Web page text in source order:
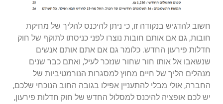
חשוב להדגיש בנקודה זו, כי ניתן להיכנס להליך של מחיקת
חובות, גם אם אותם חובות נוצרו לפני כניסתו לתוקף של חוק
חדלות פירעון החדש. כלומר גם אם אתם אותם אנשים
שנשאבו אל אותו חור שחור שנזכר לעיל, ואתם כבר שנים
מנהלים הליך של חיים מחוץ למסגרות הנורמטיביות של
החברה, אולי מבלי להתעניין אפילו בגובה החוב הנוכחי שלכם,
יש לכם אופציה להיכנס למסלול החדש של חוק חדלות פירעון,